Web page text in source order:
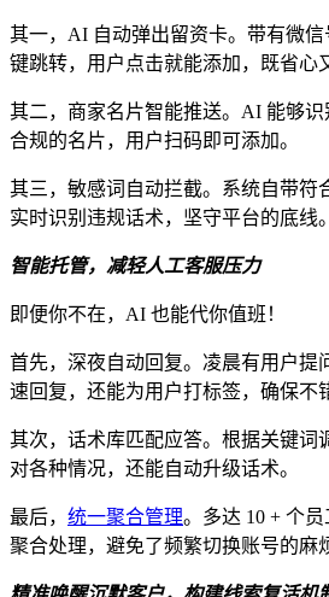
其一，AI 自动弹出留资卡。带有微
键跳转，用户点击就能添加，既省心
其二，商家名片智能推送。AI 能够
合规的名片，用户扫码即可添加。​
其三，敏感词自动拦截。系统自带符
实时识别违规话术，坚守平台的底线。​
智能托管，减轻人工客服压力​
即便你不在，AI 也能代你值班！​
首先，深夜自动回复。凌晨有用户提
速回复，还能为用户打标签，确保不
其次，话术库匹配应答。根据关键词
对各种情况，还能自动升级话术。​
最后， 统一聚合管理。多达 10 + 个
聚合处理，避免了频繁切换账号的麻